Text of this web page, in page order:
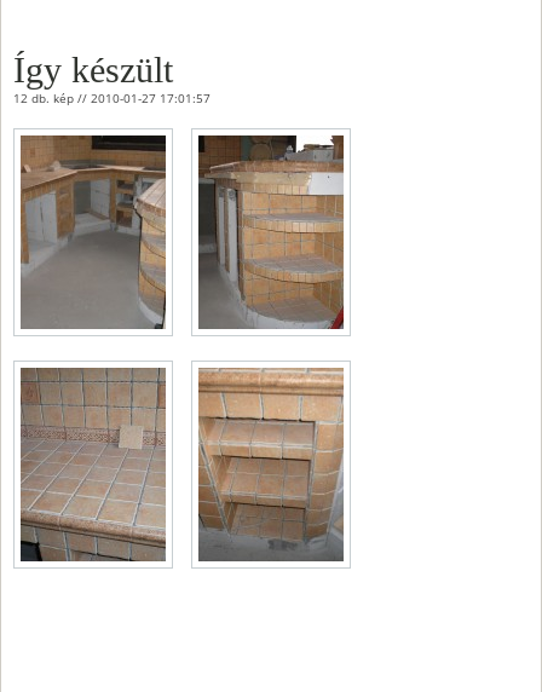
Így készült
12 db. kép // 2010-01-27 17:01:57